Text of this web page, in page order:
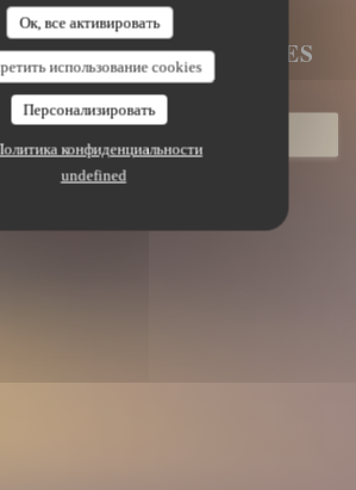
Ок, все активировать
использование cookies
Персонализировать
конфиденциальности
undefined
FLAMAND|BERGUES